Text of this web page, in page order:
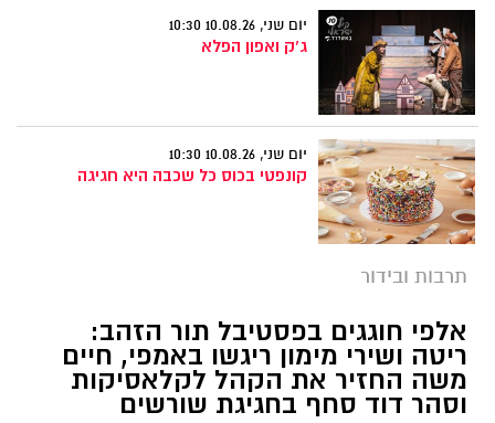
יום שני, 10.08.26 10:30
ג'ק ואפון הפלא
יום שני, 10.08.26 10:30
קונפטי בכוס כל שכבה היא חגיגה
תרבות ובידור
אלפי חוגגים בפסטיבל תור הזהב:
ריטה ושירי מימון ריגשו באמפי, חיים
משה החזיר את הקהל לקלאסיקות
וסהר דוד סחף בחגיגת שורשים